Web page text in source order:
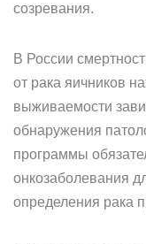
созревания.
В России
от рака яичников
выживаемости
обнаружения
программы
онкозаболевания
определения рака